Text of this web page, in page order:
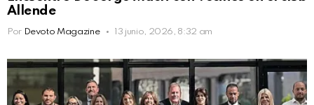
Allende
Por Devoto Magazine 13 junio, 2026, 8:32 am